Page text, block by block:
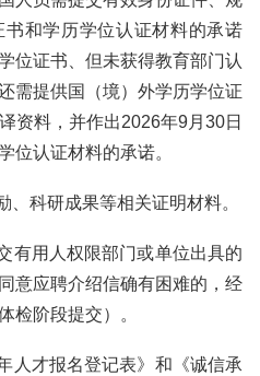
和学历学位认证材料的承诺
位证书、但未获得教育部门认
需提供国（境）外学历学位证
资料，并作出2026年9月30日
位认证材料的承诺。
科研成果等相关证明材料。
有用人权限部门或单位出具的
意应聘介绍信确有困难的，经
检阶段提交）。
人才报名登记表》和《诚信承